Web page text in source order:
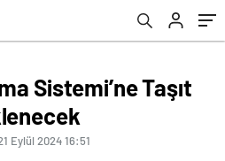
Sistemi’ne Taşıt
Eylül 2024 16:51